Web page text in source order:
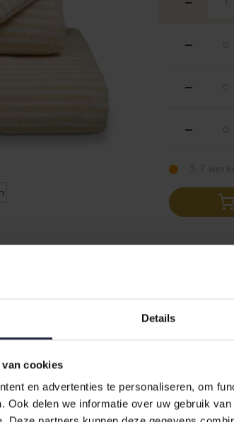
Details
cookies
en advertenties te personaliseren, om
Ook delen we informatie over uw gebruik
3-7
Gratis